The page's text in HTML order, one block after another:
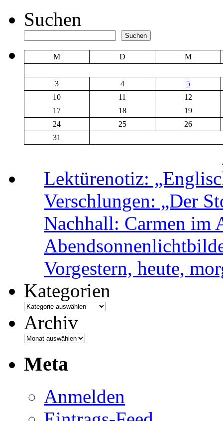
Suchen
Suchen
M D M
3 4
5
10
11
12
17
18
19
24
25
26
31
Lektürenotiz:
Verschlungen: „Der
Nachhall: Carmen im
Vorgestern, heute,
Kategorien
Archiv
Meta
Anmelden